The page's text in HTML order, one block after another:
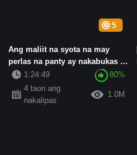
5
Ang maliit na syota na may
perlas na panty ay nakabukas at
itim na medyas na nagpa...
1:24:49
80%
4 taon ang
nakalipas
1.0M